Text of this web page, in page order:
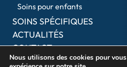
Soins pour enfants
SOINS SPÉCIFIQUES
ACTUALITÉS
CONTACT
Nous utilisons des cookies pour